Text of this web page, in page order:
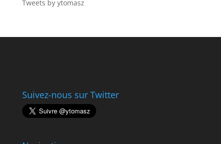
Tweets by ytomasz
Suivez-nous sur Twitter